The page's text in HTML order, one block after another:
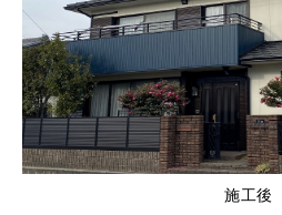
施工後